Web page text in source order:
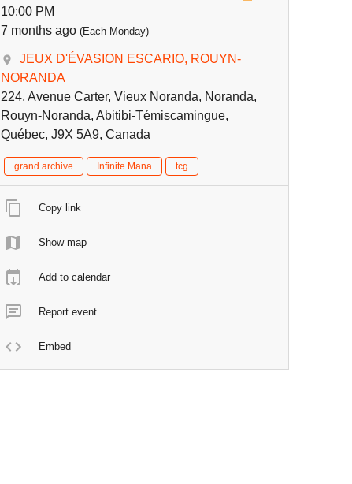
10:00 PM
7 months ago (Each Monday)
JEUX D'ÉVASION ESCARIO, ROUYN-
NORANDA
224, Avenue Carter, Vieux Noranda, Noranda,
Rouyn-Noranda, Abitibi-Témiscamingue,
Québec, J9X 5A9, Canada
grand archive Infinite Mana tcg
Copy link
Show map
Add to calendar
Report event
Embed